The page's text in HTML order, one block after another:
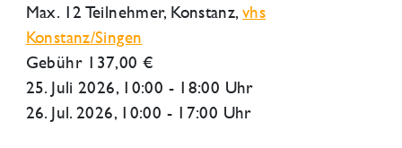
Max. 12 Teilnehmer, Konstanz, vhs
Konstanz/Singen
Gebühr 137,00 €
25. Juli 2026, 10:00 - 18:00 Uhr
26. Jul. 2026, 10:00 - 17:00 Uhr